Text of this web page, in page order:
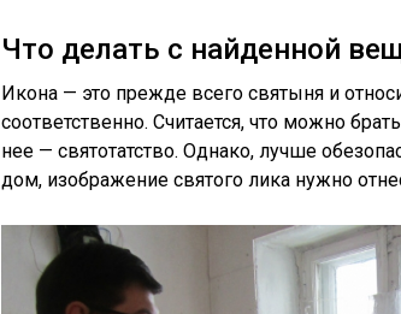
Что делать с найденной
Икона — это прежде всего святыня и
соответственно. Считается, что можно
нее — святотатство. Однако, лучше
дом, изображение святого лика нужно